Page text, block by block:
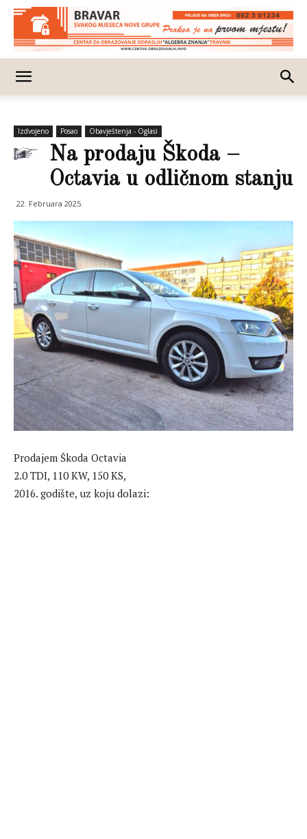
Izdvojeno Posao Obavještenja - Oglasi
Na prodaju Škoda –
Octavia u odličnom stanju
22. Februara 2025.
Prodajem Škoda Octavia
2.0 TDI, 110 KW, 150 KS,
2016. godište, uz koju dolazi: